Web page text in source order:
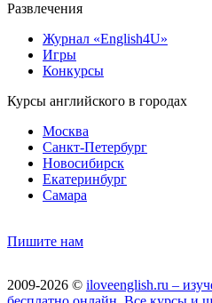
Развлечения
Журнал «English4U»
Игры
Конкурсы
Курсы английского в городах
Москва
Санкт-Петербург
Новосибирск
Екатеринбург
Самара
Пишите нам
2009-2026 © iloveenglish.ru –